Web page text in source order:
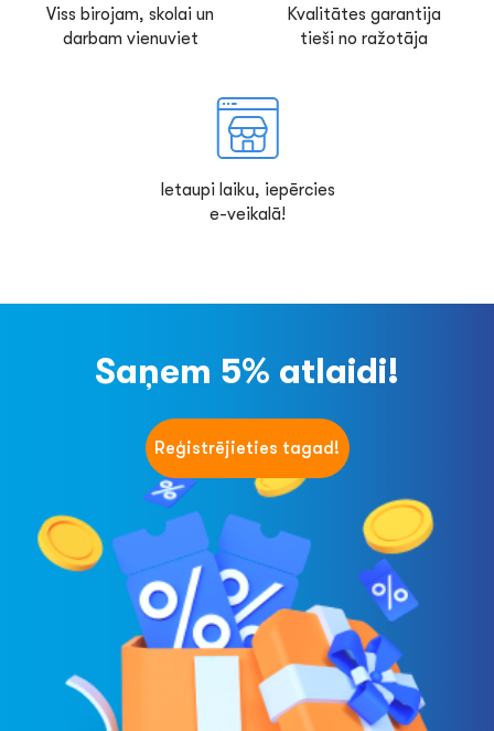
Viss birojam, skolai un
darbam vienuviet
Kvalitātes garantija
tieši no ražotāja
Ietaupi laiku, iepērcies
e-veikalā!
Saņem 5% atlaidi!
Reģistrējieties tagad!